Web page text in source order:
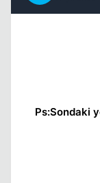
Ps:Sondaki